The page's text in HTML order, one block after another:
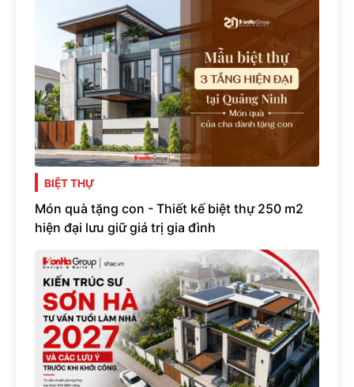
BIỆT THỰ
Món quà tặng con - Thiết kế biệt thự 250 m2
hiện đại lưu giữ giá trị gia đình